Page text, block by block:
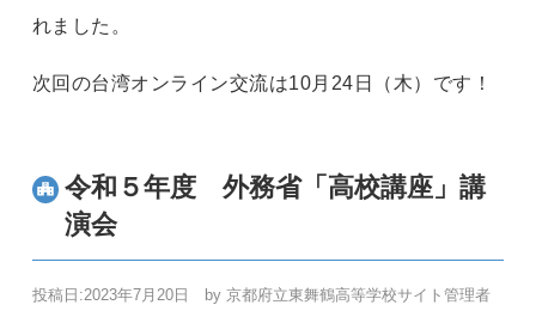
れました。
次回の台湾オンライン交流は10月 24 日（木）です！
令和５年度 外務省「高校講座」講
演会
投稿日:2023年7月20日 by 京都府立東舞鶴高等学校サイト管理者